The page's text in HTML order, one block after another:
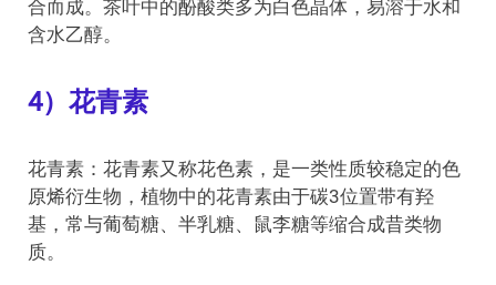
合而成。茶叶中的酚酸类多为白色晶体，易溶于水和
含水乙醇。
4）花青素
花青素：花青素又称花色素，是一类性质较稳定的色
原烯衍生物，植物中的花青素由于碳3位置带有羟
基，常与葡萄糖、半乳糖、鼠李糖等缩合成昔类物
质。